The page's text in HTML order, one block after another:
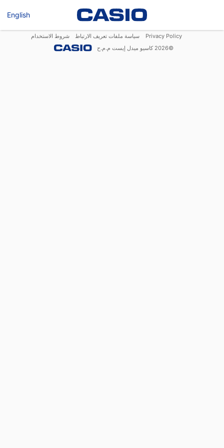
English
Privacy Policy سياسة ملفات تعريف الارتباط
شروط الاستخدام
©
2026 كاسيو ميدل إيست م.م.ح